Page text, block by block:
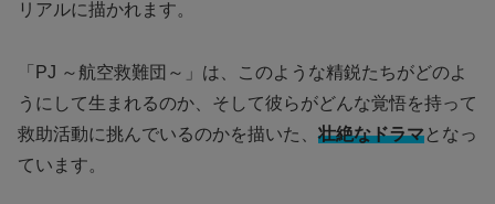
リアルに描かれます。
「PJ ～航空救難団～」は、このような精鋭たちがどのよ
うにして生まれるのか、そして彼らがどんな覚悟を持って
救助活動に挑んでいるのかを描いた、 壮絶なドラマとなっ
ています。